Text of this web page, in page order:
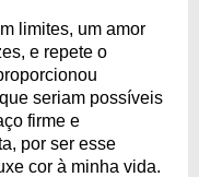
limites, um amor
e repete o
seriam possíveis
firme e
por ser esse
cor à minha vida.